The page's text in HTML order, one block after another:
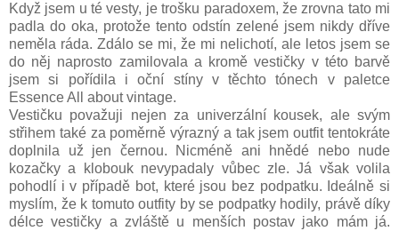
Když jsem u té vesty, je trošku paradoxem, že zrovna tato mi
padla do oka, protože tento odstín zelené jsem nikdy dříve
neměla ráda. Zdálo se mi, že mi nelichotí, ale letos jsem se
do něj naprosto zamilovala a kromě vestičky v této barvě
jsem si pořídila i oční stíny v těchto tónech v paletce
Essence All about vintage.
Vestičku považuji nejen za univerzální kousek, ale svým
střihem také za poměrně výrazný a tak jsem outfit tentokráte
doplnila už jen černou. Nicméně ani hnědé nebo nude
kozačky a klobouk nevypadaly vůbec zle. Já však volila
pohodlí i v případě bot, které jsou bez podpatku. Ideálně si
myslím, že k tomuto outfity by se podpatky hodily, právě díky
délce vestičky a zvláště u menších postav jako mám já.